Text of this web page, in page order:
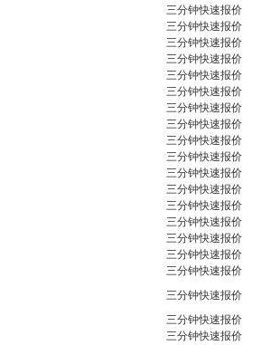
三分钟快速报价
三分钟快速报价
三分钟快速报价
三分钟快速报价
三分钟快速报价
三分钟快速报价
三分钟快速报价
三分钟快速报价
三分钟快速报价
三分钟快速报价
三分钟快速报价
三分钟快速报价
三分钟快速报价
三分钟快速报价
三分钟快速报价
三分钟快速报价
三分钟快速报价
三分钟快速报价
三分钟快速报价
三分钟快速报价